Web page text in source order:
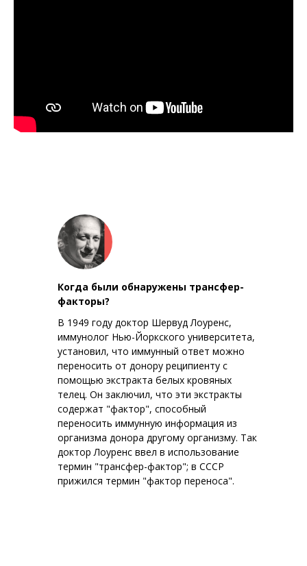
Когда были обнаружены трансфер-
факторы?
В 1949 году доктор Шервуд Лоуренс,
иммунолог Нью-Йоркского университета,
установил, что иммунный ответ можно
переносить от донору реципиенту с
помощью экстракта белых кровяных
телец. Он заключил, что эти экстракты
содержат "фактор", способный
переносить иммунную информация из
организма донора другому организму. Так
доктор Лоуренс ввел в использование
термин "трансфер-фактор"; в СССР
прижился термин "фактор переноса".